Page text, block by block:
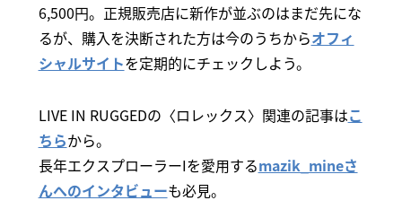
6,500円。正規販売店に新作が並ぶのはまだ先にな
るが、購入を決断された方は今のうちからオフィ
シャルサイトを定期的にチェックしよう。
LIVE IN RUGGEDの〈ロレックス〉関連の記事はこ
ちらから。
長年エクスプローラーIを愛用するmazik_mineさ
んへのインタビューも必見。